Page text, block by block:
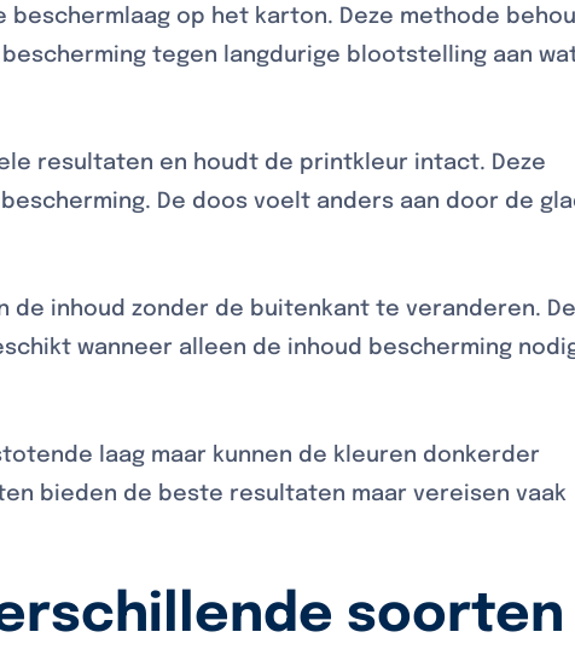
op het karton. Deze methode
tegen langdurige blootstelling aan
resultaten en houdt de printkleur intact. Deze
De doos voelt anders aan door de
de inhoud zonder de buitenkant te veranderen.
wanneer alleen de inhoud bescherming
laag maar kunnen de kleuren donkerder
bieden de beste resultaten maar vereisen vaak
soorten